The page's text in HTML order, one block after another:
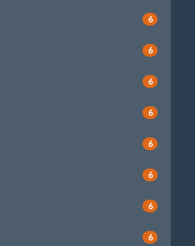
6
6
6
6
6
6
6
6